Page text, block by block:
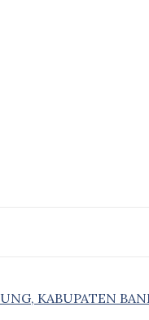
KABUPATEN